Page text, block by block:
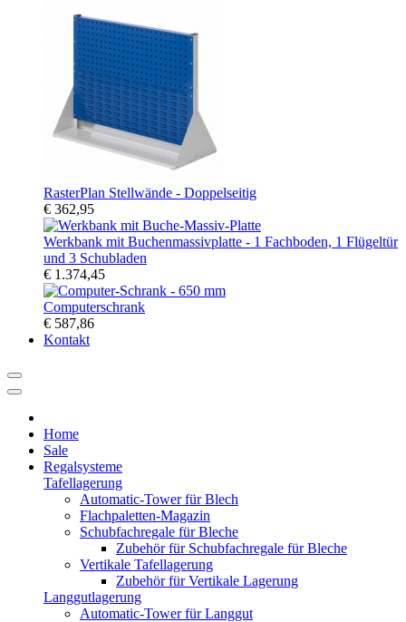
RasterPlan Stellwände - Doppelseitig
€ 362,95
Werkbank mit Buchenmassivplatte - 1 Fachboden, 1 Flügeltür
und 3 Schubladen
€ 1.374,45
Computerschrank
€ 587,86
Kontakt
Home
Sale
Regalsysteme
Tafellagerung
Automatic-Tower für Blech
Flachpaletten-Magazin
Schubfachregale für Bleche
Zubehör für Schubfachregale für Bleche
Vertikale Tafellagerung
Zubehör für Vertikale Lagerung
Langgutlagerung
Automatic-Tower für Langgut